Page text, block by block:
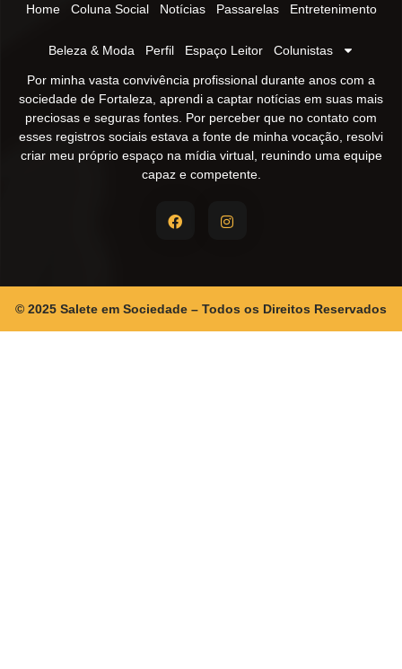
Home Coluna Social Notícias Passarelas Entretenimento
Beleza & Moda Perfil Espaço Leitor Colunistas
Por minha vasta convivência profissional durante anos com a
sociedade de Fortaleza, aprendi a captar notícias em suas mais
preciosas e seguras fontes. Por perceber que no contato com
esses registros sociais estava a fonte de minha vocação, resolvi
criar meu próprio espaço na mídia virtual, reunindo uma equipe
capaz e competente.
© 2025 Salete em Sociedade – Todos os Direitos Reservados